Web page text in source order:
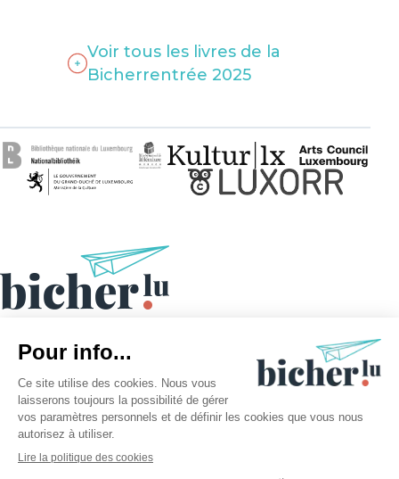
Voir tous les livres de la
Bicherrentrée 2025
©2026 bicher.lu | Tous droits réservés
Mentions légales
Politique de confidentialité